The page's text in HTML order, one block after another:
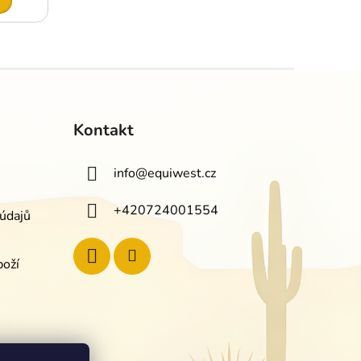
Kontakt
info@equiwest.cz
+420724001554